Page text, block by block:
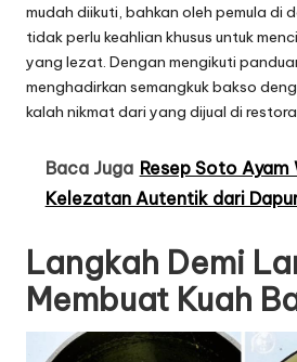
mudah diikuti, bahkan oleh pemula di
tidak perlu keahlian khusus untuk
yang lezat. Dengan mengikuti
menghadirkan semangkuk bakso
kalah nikmat dari yang dijual di
Baca Juga Resep Soto Ayam
Kelezatan Autentik dari
Langkah Demi
Membuat Kuah